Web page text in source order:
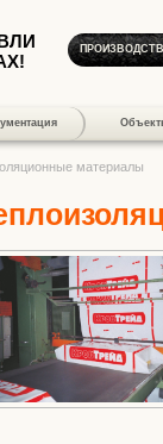
материалы